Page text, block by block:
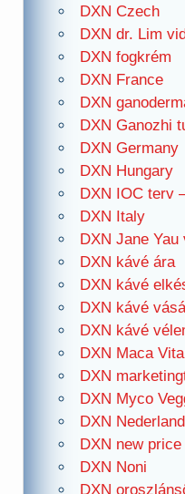
DXN Czech
DXN dr. Lim
DXN fogkrém
DXN France
DXN
DXN Ganozhi
DXN Germany
DXN Hungary
DXN IOC terv
DXN Italy
DXN Jane Yau
DXN kávé ára
DXN kávé
DXN kávé
DXN kávé
DXN Maca
DXN
DXN Myco
DXN Nederland
DXN new
DXN Noni
DXN